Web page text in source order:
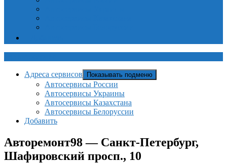
Адреса сервисов Показывать подменю
Автосервисы России
Автосервисы Украины
Автосервисы Казахстана
Автосервисы Белоруссии
Добавить
Авторемонт98 — Санкт-Петербург,
Шафировский просп., 10